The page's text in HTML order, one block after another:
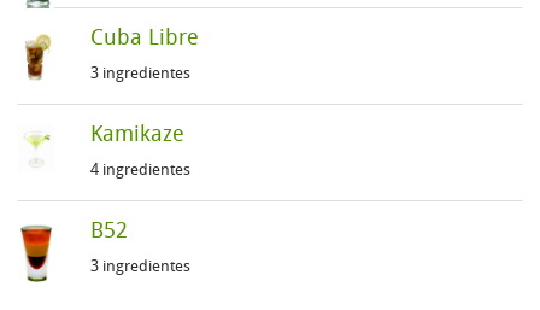
Cuba Libre
3 ingredientes
Kamikaze
4 ingredientes
B52
3 ingredientes